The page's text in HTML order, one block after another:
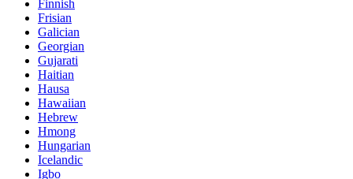
Finnish
Frisian
Galician
Georgian
Gujarati
Haitian
Hausa
Hawaiian
Hebrew
Hmong
Hungarian
Icelandic
Igbo